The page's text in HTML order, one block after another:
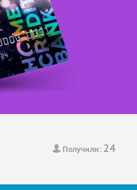
Получили: 24